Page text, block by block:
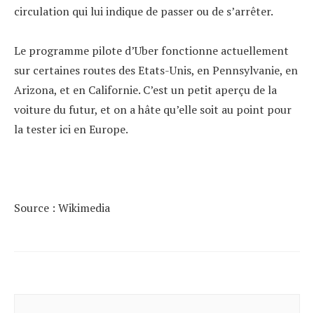
circulation qui lui indique de passer ou de s’arrêter.
Le programme pilote d’Uber fonctionne actuellement
sur certaines routes des Etats-Unis, en Pennsylvanie, en
Arizona, et en Californie. C’est un petit aperçu de la
voiture du futur, et on a hâte qu’elle soit au point pour
la tester ici en Europe.
Source : Wikimedia